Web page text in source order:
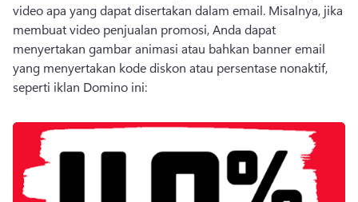
video apa yang dapat disertakan dalam email. Misalnya, jika
membuat video penjualan promosi, Anda dapat
menyertakan gambar animasi atau bahkan banner email
yang menyertakan kode diskon atau persentase nonaktif,
seperti iklan Domino ini: